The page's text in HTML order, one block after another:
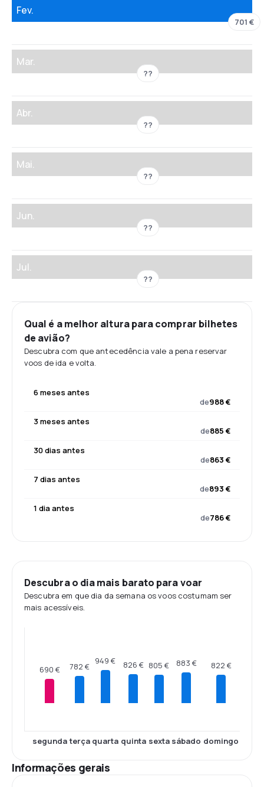
Fev.
701 €
Mar.
??
Abr.
??
Mai.
??
Jun.
??
Jul.
??
Qual é a melhor altura para comprar bilhetes
de avião?
Descubra com que antecedência vale a pena reservar
voos de ida e volta.
6 meses antes
de988 €
3 meses antes
de885 €
30 dias antes
de863 €
7 dias antes
de893 €
1 dia antes
de786 €
Descubra o dia mais barato para voar
Descubra em que dia da semana os voos costumam ser
mais acessíveis.
690 €
segunda
782 €
terça
949 €
quarta
826 €
quinta
805 €
sexta
883 €
sábado
822 €
domingo
Informações gerais